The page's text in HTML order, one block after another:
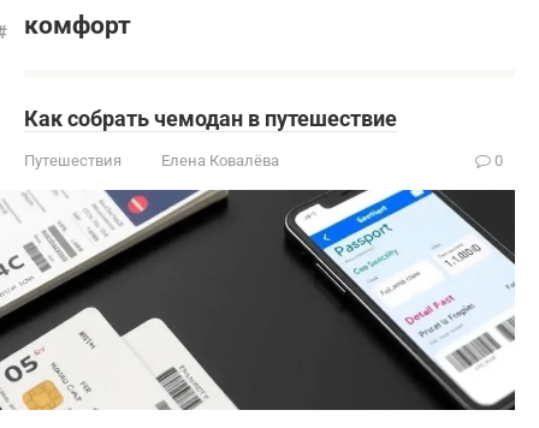
комфорт
Как собрать чемодан в путешествие
Путешествия Елена Ковалёва 0